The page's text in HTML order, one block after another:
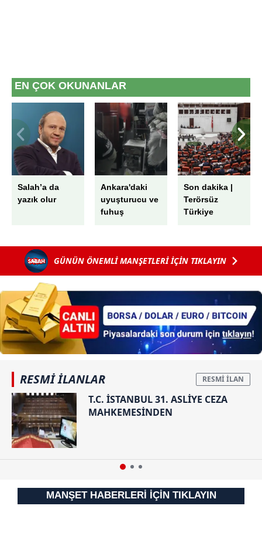
EN ÇOK OKUNANLAR
Salah’a da
yazık olur
Ankara'daki
uyuşturucu ve
fuhuş
Bunca kokaine
uyumam...
Son dakika |
Terörsüz
Türkiye
Kanun Teklifi
Adalet
GÜNÜN ÖNEMLİ MANŞETLERİ İÇİN TIKLAYIN
RESMİ İLANLAR
T.C. İSTANBUL 31. ASLİYE CEZA
MAHKEMESİNDEN
MANŞET HABERLERİ İÇİN TIKLAYIN